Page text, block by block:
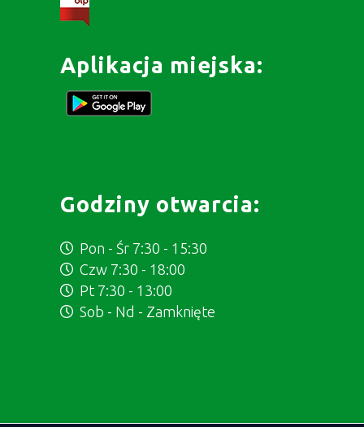
Aplikacja miejska:
Godziny otwarcia:
Pon - Śr 7:30 - 15:30
Czw 7:30 - 18:00
Pt 7:30 - 13:00
Sob - Nd - Zamknięte